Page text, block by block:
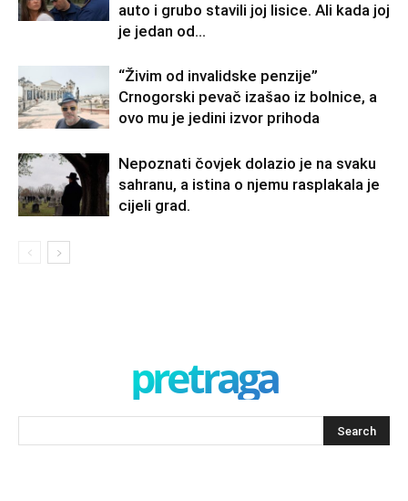
auto i grubo stavili joj lisice. Ali kada joj
je jedan od...
“Živim od invalidske penzije”
Crnogorski pevač izašao iz bolnice, a
ovo mu je jedini izvor prihoda
Nepoznati čovjek dolazio je na svaku
sahranu, a istina o njemu rasplakala je
cijeli grad.
pretraga